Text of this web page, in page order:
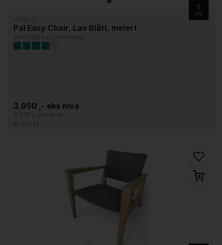
5
Stk
Pal Easy Chair, Lav Blått, melert
stoff, grå ben, Pent brukt
3.950 ,- eks mva
4.938 ,- inkl mva
ID: 63781